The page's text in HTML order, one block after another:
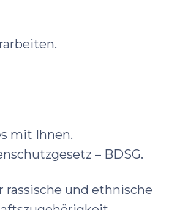
mit Ihnen.
– BDSG.
und ethnische